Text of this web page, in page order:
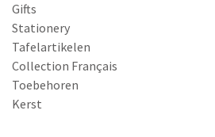
Gifts
Stationery
Tafelartikelen
Collection Français
Toebehoren
Kerst